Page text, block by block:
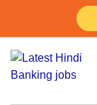
content